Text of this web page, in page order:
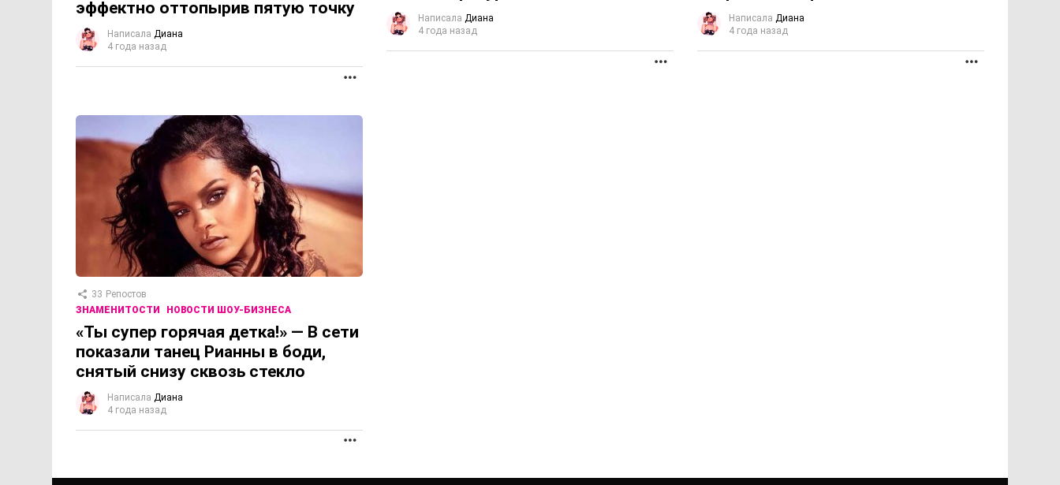
эффектно оттопырив пятую точку
Написала Диана
4 года назад
Написала Диана
4 года назад
Написала Диана
4 года назад
33 Репостов
ЗНАМЕНИТОСТИ
НОВОСТИ ШОУ-БИЗНЕСА
«Ты супер горячая детка!» — В сети
показали танец Рианны в боди,
снятый снизу сквозь стекло
Написала Диана
4 года назад